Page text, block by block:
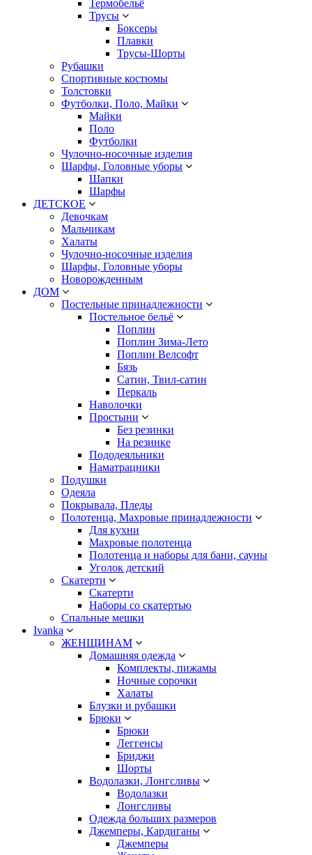
Термобельё
Трусы
Боксеры
Плавки
Трусы-Шорты
Рубашки
Спортивные костюмы
Толстовки
Футболки, Поло, Майки
Майки
Поло
Футболки
Чулочно-носочные изделия
Шарфы, Головные уборы
Шапки
Шарфы
ДЕТСКОЕ
Девочкам
Мальчикам
Халаты
Чулочно-носочные изделия
Шарфы, Головные уборы
Новорожденным
ДОМ
Постельные принадлежности
Постельное бельё
Поплин
Поплин Зима-Лето
Поплин Велсофт
Бязь
Сатин, Твил-сатин
Перкаль
Наволочки
Простыни
Без резинки
На резинке
Пододеяльники
Наматрацники
Подушки
Одеяла
Покрывала, Пледы
Полотенца, Махровые принадлежности
Для кухни
Махровые полотенца
Полотенца и наборы для бани, сауны
Уголок детский
Скатерти
Скатерти
Наборы со скатертью
Спальные мешки
Ivanka
ЖЕНЩИНАМ
Домашняя одежда
Комплекты, пижамы
Ночные сорочки
Халаты
Блузки и рубашки
Брюки
Брюки
Леггенсы
Бриджи
Шорты
Водолазки, Лонгсливы
Водолазки
Лонгсливы
Одежда больших размеров
Джемперы, Кардиганы
Джемперы